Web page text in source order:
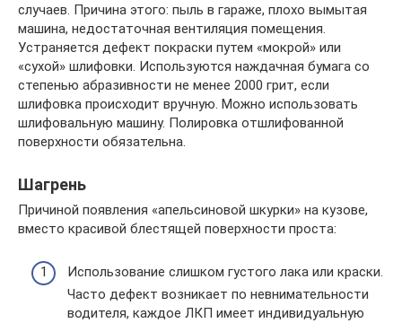
случаев. Причина этого: пыль в гараже, плохо вымытая
машина, недостаточная вентиляция помещения.
Устраняется дефект покраски путем «мокрой» или
«сухой» шлифовки. Используются наждачная бумага со
степенью абразивности не менее 2000 грит, если
шлифовка происходит вручную. Можно использовать
шлифовальную машину. Полировка отшлифованной
поверхности обязательна.
Шагрень
Причиной появления «апельсиновой шкурки» на кузове,
вместо красивой блестящей поверхности проста:
Использование слишком густого лака или краски.
Часто дефект возникает по невнимательности
водителя, каждое ЛКП имеет индивидуальную